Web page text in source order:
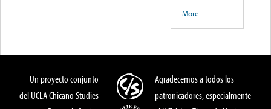
More
Un proyecto conjunto
del UCLA Chicano Studies
Agradecemos a todos los
patronicadores, especialmente